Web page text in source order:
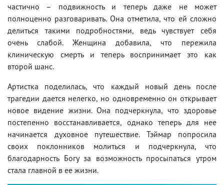
частично – подвижность и теперь даже не может
полноценно разговаривать. Она отметила, что ей сложно
делиться такими подробностями, ведь чувствует себя
очень слабой. Женщина добавила, что пережила
клиническую смерть и теперь воспринимает это как
второй шанс.
Артистка поделилась, что каждый новый день после
трагедии дается нелегко, но одновременно он открывает
новое видение жизни. Она подчеркнула, что здоровье
постепенно восстанавливается, однако теперь для нее
начинается духовное путешествие. Тэймар попросила
своих поклонников молиться и подчеркнула, что
благодарность Богу за возможность просыпаться утром
стала главной в ее жизни.